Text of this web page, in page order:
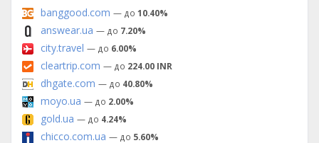
banggood.com — до 10.40%
answear.ua — до 7.20%
city.travel — до 6.00%
cleartrip.com — до 224.00 INR
dhgate.com — до 40.80%
moyo.ua — до 2.00%
gold.ua — до 4.24%
chicco.com.ua — до 5.60%